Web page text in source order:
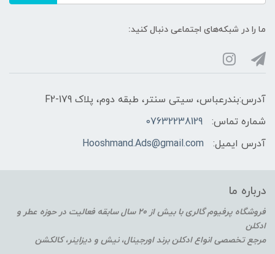
ما را در شبکه‌های اجتماعی دنبال کنید:
آدرس:بندرعباس، سیتی سنتر، طبقه دوم، پلاک F2-179
شماره تماس:
07632238129
آدرس ایمیل:
Hooshmand.Ads@gmail.com
درباره ما
فروشگاه پرفیوم گالری با بیش از 20 سال سابقه فعالیت در حوزه عطر و
ادکلن
مرجع تخصصی انواع ادکلن برند اورجینال، نیش و دیزاینر، کالکشن